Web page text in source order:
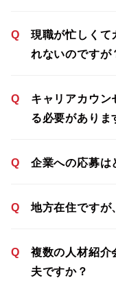
Q
現職が忙しくて
れないのですが
Q
キャリアカウン
る必要がありま
Q 企業への応募は
Q 地方在住ですが
Q
複数の人材紹介
夫ですか？